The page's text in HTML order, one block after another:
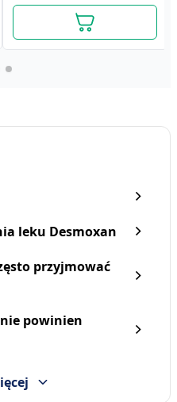
ssania, 24 szt
leku Desmoxan
przyjmować
powinien